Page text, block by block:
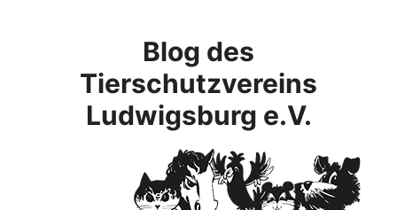
Blog des
Tierschutzvereins
Ludwigsburg e.V.